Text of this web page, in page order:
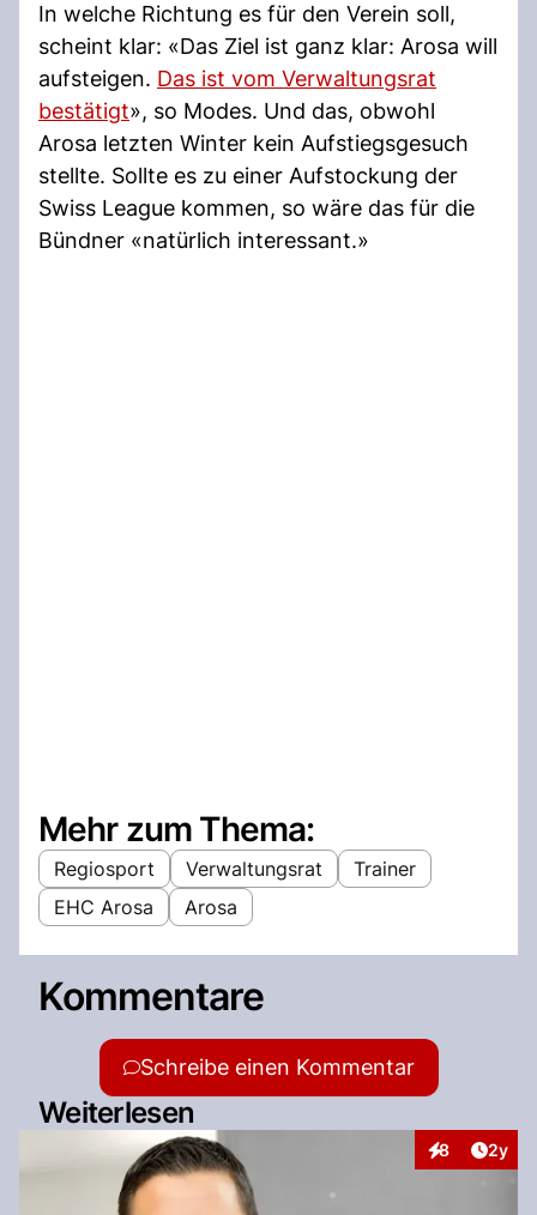
In welche Richtung es für den Verein soll,
scheint klar: «Das Ziel ist ganz klar: Arosa will
aufsteigen. Das ist vom Verwaltungsrat
bestätigt», so Modes. Und das, obwohl
Arosa letzten Winter kein Aufstiegsgesuch
stellte. Sollte es zu einer Aufstockung der
Swiss League kommen, so wäre das für die
Bündner «natürlich interessant.»
Mehr zum Thema:
Regiosport Verwaltungsrat
Trainer
EHC Arosa
Arosa
Kommentare
Schreibe einen Kommentar
Weiterlesen
8
Interaktionen
2y